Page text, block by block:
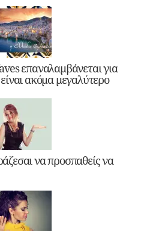
επαναλαμβάνεται για
ακόμα μεγαλύτερο
να προσπαθείς να